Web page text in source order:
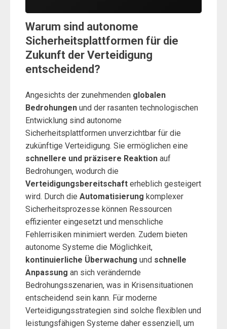
Warum sind autonome
Sicherheitsplattformen für die
Zukunft der Verteidigung
entscheidend?
Angesichts der zunehmenden globalen
Bedrohungen und der rasanten technologischen
Entwicklung sind autonome
Sicherheitsplattformen unverzichtbar für die
zukünftige Verteidigung. Sie ermöglichen eine
schnellere und präzisere Reaktion auf
Bedrohungen, wodurch die
Verteidigungsbereitschaft erheblich gesteigert
wird. Durch die Automatisierung komplexer
Sicherheitsprozesse können Ressourcen
effizienter eingesetzt und menschliche
Fehlerrisiken minimiert werden. Zudem bieten
autonome Systeme die Möglichkeit,
kontinuierliche Überwachung und schnelle
Anpassung an sich verändernde
Bedrohungsszenarien, was in Krisensituationen
entscheidend sein kann. Für moderne
Verteidigungsstrategien sind solche flexiblen und
leistungsfähigen Systeme daher essenziell, um